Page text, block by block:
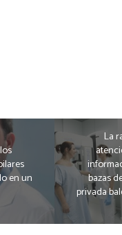
en un
La
bazas
privada